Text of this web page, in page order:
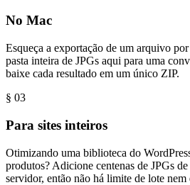
No Mac
Esqueça a exportação de um arquivo
pasta inteira de JPGs aqui para uma
baixe cada resultado em um único ZIP.
§ 03
Para sites inteiros
Otimizando uma biblioteca do
produtos? Adicione centenas de JPGs
servidor, então não há limite de lote nem